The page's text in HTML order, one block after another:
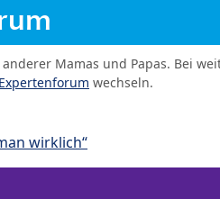
Mamas und Papas. Bei
Expertenforum wechseln.
wirklich“